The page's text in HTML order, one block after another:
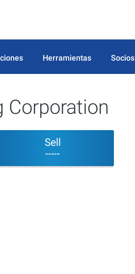
Herramientas Socios
Corporation
Sell
-----